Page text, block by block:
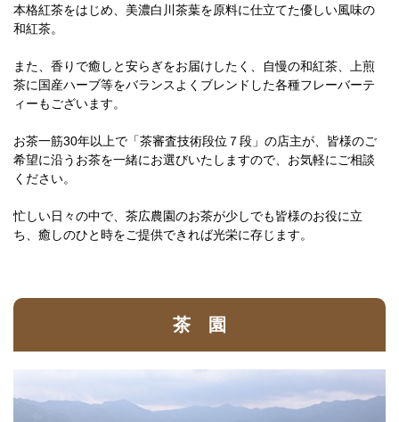
本格紅茶をはじめ、美濃白川茶葉を原料に仕立てた優しい風味の
和紅茶。
また、香りで癒しと安らぎをお届けしたく、自慢の和紅茶、上煎
茶に国産ハーブ等をバランスよくブレンドした各種フレーバーテ
ィーもございます。
お茶一筋30年以上で「茶審査技術段位７段」の店主が、皆様のご
希望に沿うお茶を一緒にお選びいたしますので、お気軽にご相談
ください。
忙しい日々の中で、茶広農園のお茶が少しでも皆様のお役に立
ち、癒しのひと時をご提供できれば光栄に存じます。
茶 園